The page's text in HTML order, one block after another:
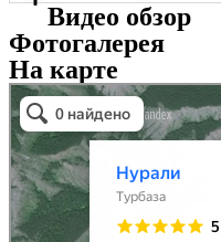
Видео обзор
Фотогалерея
На карте
Нурали
Горная вершина в Республике